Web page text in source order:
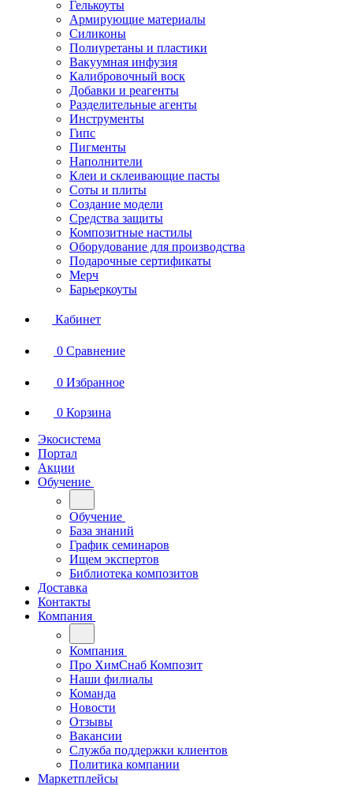
Гелькоуты
Армирующие материалы
Силиконы
Полиуретаны и пластики
Вакуумная инфузия
Калибровочный воск
Добавки и реагенты
Разделительные агенты
Инструменты
Гипс
Пигменты
Наполнители
Клеи и склеивающие пасты
Соты и плиты
Создание модели
Средства защиты
Композитные настилы
Оборудование для производства
Подарочные сертификаты
Мерч
Барьеркоуты
Кабинет
0 Сравнение
0 Избранное
0 Корзина
Экосистема
Портал
Акции
Обучение
Обучение
База знаний
График семинаров
Ищем экспертов
Библиотека композитов
Доставка
Контакты
Компания
Компания
Про ХимСнаб Композит
Наши филиалы
Команда
Новости
Отзывы
Вакансии
Служба поддержки клиентов
Политика компании
Маркетплейсы